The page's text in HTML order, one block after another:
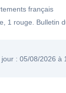
français
1 rouge. Bulletin
jour : 05/08/2026 à